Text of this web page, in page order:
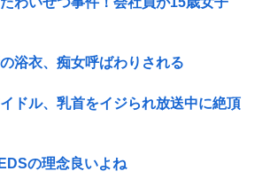
浴衣、痴女呼ばわりされる
イドル、乳首をイジられ放送中に絶頂
の理念良いよね